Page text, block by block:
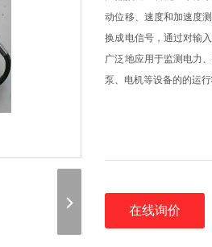
动位移、速度和加速度
换成电信号，通过对输
广泛地应用于监测电力
泵、电机等设备的的运
在线询价